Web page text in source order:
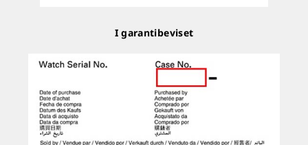
I garantibeviset